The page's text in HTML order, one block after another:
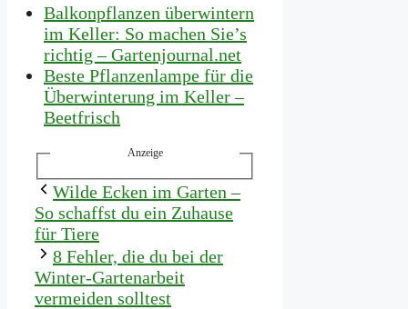
Balkonpflanzen überwintern
im Keller: So machen Sie’s
richtig – Gartenjournal.net
Beste Pflanzenlampe für die
Überwinterung im Keller –
Beetfrisch
Anzeige
Wilde Ecken im Garten –
So schaffst du ein Zuhause
für Tiere
8 Fehler, die du bei der
Winter-Gartenarbeit
vermeiden solltest